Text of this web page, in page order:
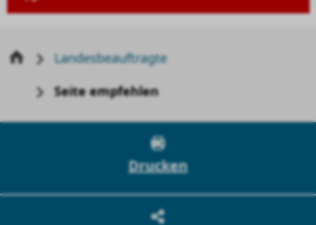
Landesbeauftragte
Seite empfehlen
Drucken